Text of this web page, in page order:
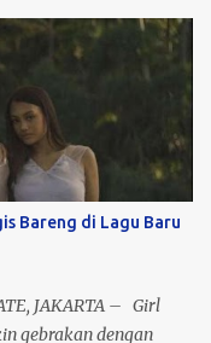
Nah, kabar
Oasis di beberapa
cuma sekadar
negeri bareng paket
udah siap: · Tokyo
tiket konser
dan tiket pesawat
Juta Dapet tiket
Bareng di Lagu Baru
JAKARTA – Girl
gebrakan dengan